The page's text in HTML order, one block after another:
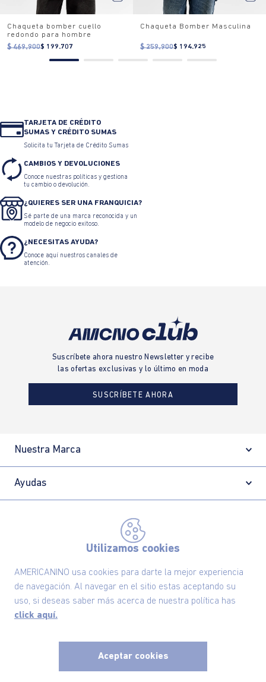
Utilizamos cookies
AMERICANINO usa cookies para darte la mejor experiencia
de navegación. Al navegar en el sitio estas aceptando su
uso, si deseas saber más acerca de nuestra política has
click aquí.
Aceptar cookies
Chaqueta bomber cuello
redondo para hombre
$ 469.900$ 199.707
Chaqueta Bomber Masculina
$ 259.900$ 194.925
TARJETA DE CRÉDITO
SUMAS Y CRÉDITO SUMAS
Solicita tu Tarjeta de Crédito Sumas
CAMBIOS Y DEVOLUCIONES
Conoce nuestras políticas y gestiona
tu cambio o devolución.
¿QUIERES SER UNA FRANQUICIA?
Sé parte de una marca reconocida y un
modelo de negocio exitoso.
¿NECESITAS AYUDA?
Conoce aquí nuestros canales de
atención.
Suscríbete ahora nuestro Newsletter y recibe
las ofertas exclusivas y lo último en moda
SUSCRÍBETE AHORA
Nuestra Marca
Ayudas